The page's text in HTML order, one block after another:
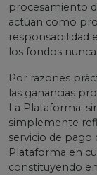
procesamiento
actúan como
responsabilidad
los fondos
Por razones
las ganancias
La Plataforma;
simplemente
servicio de pago
Plataforma en
constituyendo